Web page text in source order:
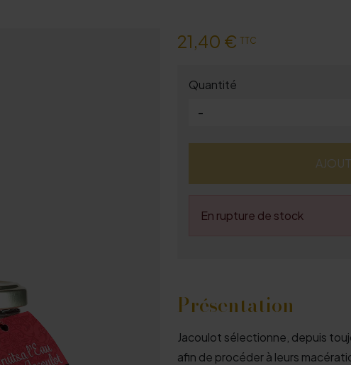
21,40 € TTC
Quantité
-
En rupture de stock
Présentation
Jacoulot sélectionne, depuis
afin de procéder à leurs